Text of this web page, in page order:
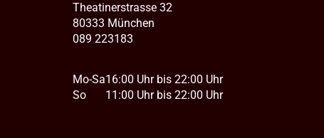
Theatinerstrasse 32
80333 München
089 223183
Mo-Sa
So
16:00 Uhr bis 22:00 Uhr
11:00 Uhr bis 22:00 Uhr